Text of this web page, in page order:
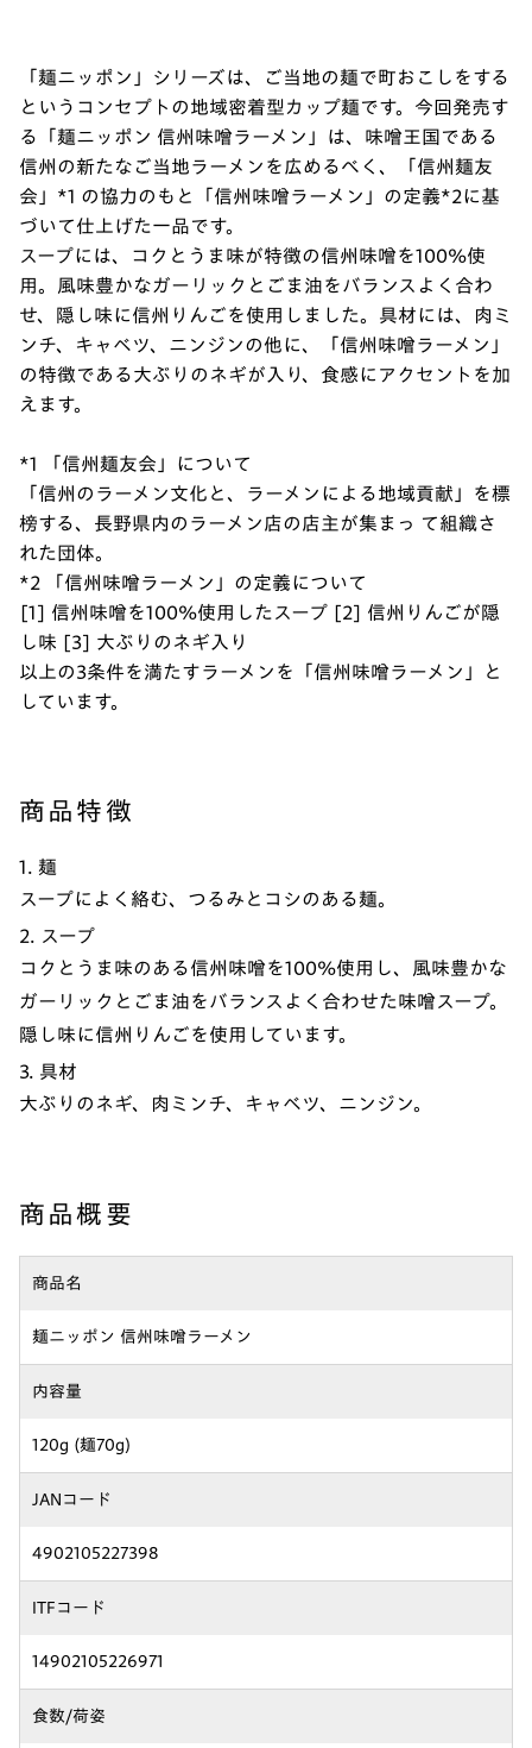
「麺ニッポン」シリーズは、ご当地の麺で町おこしをする
というコンセプトの地域密着型カップ麺です。今回発売す
る「麺ニッポン 信州味噌ラーメン」は、味噌王国である
信州の新たなご当地ラーメンを広めるべく、「信州麺友
会」*1 の協力のもと「信州味噌ラーメン」の定義*2に基
づいて仕上げた一品です。
スープには、コクとうま味が特徴の信州味噌を100%使
用。風味豊かなガーリックとごま油をバランスよく合わ
せ、隠し味に信州りんごを使用しました。具材には、肉ミ
ンチ、キャベツ、ニンジンの他に、「信州味噌ラーメン」
の特徴である大ぶりのネギが入り、食感にアクセントを加
えます。
*1 「信州麺友会」について
「信州のラーメン文化と、ラーメンによる地域貢献」を標
榜する、長野県内のラーメン店の店主が集まっ て組織さ
れた団体。
*2 「信州味噌ラーメン」の定義について
[1] 信州味噌を100%使用したスープ [2] 信州りんごが隠
し味 [3] 大ぶりのネギ入り
以上の3条件を満たすラーメンを「信州味噌ラーメン」と
しています。
商品特徴
1. 麺
スープによく絡む、つるみとコシのある麺。
2. スープ
コクとうま味のある信州味噌を100%使用し、風味豊かな
ガーリックとごま油をバランスよく合わせた味噌スープ。
隠し味に信州りんごを使用しています。
3. 具材
大ぶりのネギ、肉ミンチ、キャベツ、ニンジン。
商品概要
商品名
麺ニッポン 信州味噌ラーメン
内容量
120g (麺70g)
JANコード
4902105227398
ITFコード
14902105226971
食数/荷姿